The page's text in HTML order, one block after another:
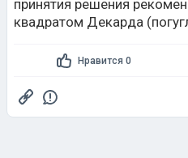
принятия решения
квадратом Декарда
Нравится 0